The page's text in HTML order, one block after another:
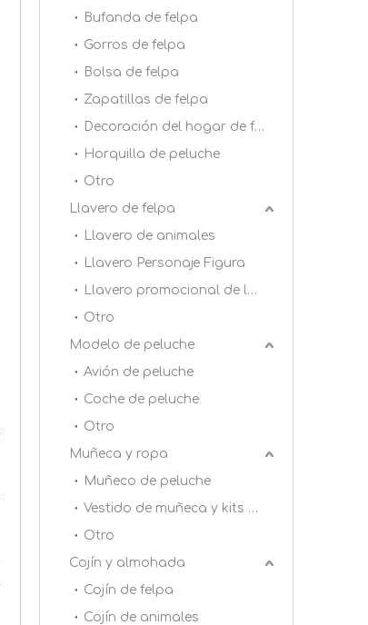
Bufanda de felpa
Gorros de felpa
Bolsa de felpa
Zapatillas de felpa
Decoración del hogar de felpa
Horquilla de peluche
Otro
Llavero de felpa
Llavero de animales
Llavero Personaje Figura
Llavero promocional de la felpa
Otro
Modelo de peluche
Avión de peluche
Coche de peluche
Otro
Muñeca y ropa
Muñeco de peluche
Vestido de muñeca y kits de bricolaje
Otro
Cojín y almohada
Cojín de felpa
Cojín de animales